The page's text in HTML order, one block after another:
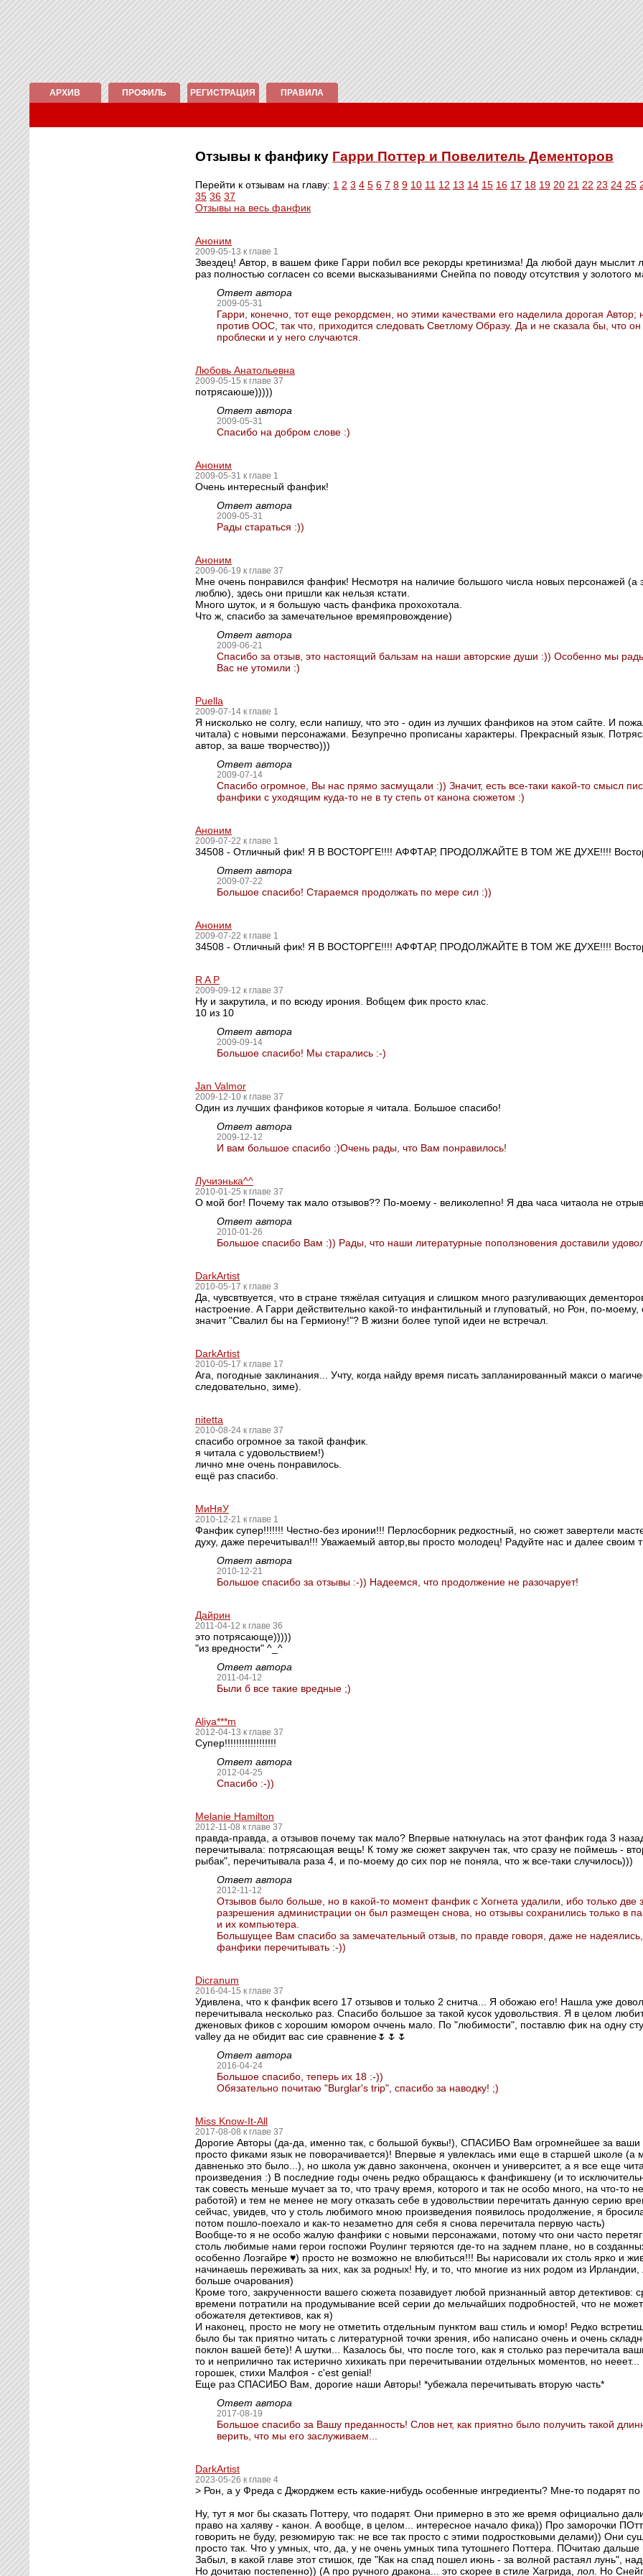
АРХИВ ПРОФИЛЬ РЕГИСТРАЦИЯ ПРАВИЛА
Отзывы к фанфику Гарри Поттер и Повелитель Дементоров
Перейти к отзывам на главу: 1 2 3 4 5 6 7 8 9 10 11 12 13 14 15 16 17 18 19 20 21 22 23 24 25
35 36 37
Отзывы на весь фанфик
Аноним
2009-05-13 к главе 1
Звездец! Автор, в вашем фике Гарри побил все рекорды кретинизма! Да любой даун мыслит
раз полностью согласен со всеми высказываниями Снейпа по поводу отсутствия у золотого
Ответ автора
2009-05-31
Гарри, конечно, тот еще рекордсмен, но этими качествами его наделила дорогая
против ООС, так что, приходится следовать Светлому Образу. Да и не сказала бы, что
проблески и у него случаются.
Любовь Анатольевна
2009-05-15 к главе 37
потрясаюше)))))
Ответ автора
2009-05-31
Спасибо на добром слове :)
Аноним
2009-05-31 к главе 1
Очень интересный фанфик!
Ответ автора
2009-05-31
Рады стараться :))
Аноним
2009-06-19 к главе 37
Мне очень понравился фанфик! Несмотря на наличие большого числа новых персонажей (а
люблю), здесь они пришли как нельзя кстати.
Много шуток, и я большую часть фанфика прохохотала.
Что ж, спасибо за замечательное времяпровождение)
Ответ автора
2009-06-21
Спасибо за отзыв, это настоящий бальзам на наши авторские души :)) Особенно мы
Вас не утомили :)
Puella
2009-07-14 к главе 1
Я нисколько не солгу, если напишу, что это - один из лучших фанфиков на этом сайте. И
читала) с новыми персонажами. Безупречно прописаны характеры. Прекрасный язык.
автор, за ваше творчество)))
Ответ автора
2009-07-14
Спасибо огромное, Вы нас прямо засмущали :)) Значит, есть все-таки какой-то смысл
фанфики с уходящим куда-то не в ту степь от канона сюжетом :)
Аноним
2009-07-22 к главе 1
34508 - Отличный фик! Я В ВОСТОРГЕ!!!! АФФТАР, ПРОДОЛЖАЙТЕ В ТОМ ЖЕ ДУХЕ!!!!
Ответ автора
2009-07-22
Большое спасибо! Стараемся продолжать по мере сил :))
Аноним
2009-07-22 к главе 1
34508 - Отличный фик! Я В ВОСТОРГЕ!!!! АФФТАР, ПРОДОЛЖАЙТЕ В ТОМ ЖЕ ДУХЕ!!!!
R A P
2009-09-12 к главе 37
Ну и закрутила, и по всюду ирония. Вобщем фик просто клас.
10 из 10
Ответ автора
2009-09-14
Большое спасибо! Мы старались :-)
Jan Valmor
2009-12-10 к главе 37
Один из лучших фанфиков которые я читала. Большое спасибо!
Ответ автора
2009-12-12
И вам большое спасибо :)Очень рады, что Вам понравилось!
Лучиэнька^^
2010-01-25 к главе 37
О мой бог! Почему так мало отзывов?? По-моему - великолепно! Я два часа читаола не
Ответ автора
2010-01-26
Большое спасибо Вам :)) Рады, что наши литературные поползновения доставили
DarkArtist
2010-05-17 к главе 3
Да, чувсвтвуется, что в стране тяжёлая ситуация и слишком много разгуливающих
настроение. А Гарри действительно какой-то инфантильный и глуповатый, но Рон, по-
значит "Свалил бы на Гермиону!"? В жизни более тупой идеи не встречал.
DarkArtist
2010-05-17 к главе 17
Ага, погодные заклинания... Учту, когда найду время писать запланированный макси о
следовательно, зиме).
nitetta
2010-08-24 к главе 37
спасибо огромное за такой фанфик.
я читала с удовольствием!)
лично мне очень понравилось.
ещё раз спасибо.
МиНяУ
2010-12-21 к главе 1
Фанфик супер!!!!!!! Честно-без иронии!!! Перлосборник редкостный, но сюжет завертели
духу, даже перечитывал!!! Уважаемый автор,вы просто молодец! Радуйте нас и далее своим
Ответ автора
2010-12-21
Большое спасибо за отзывы :-)) Надеемся, что продолжение не разочарует!
Дайрин
2011-04-12 к главе 36
это потрясающе)))))
"из вредности" ^_^
Ответ автора
2011-04-12
Были б все такие вредные ;)
Aliya***m
2012-04-13 к главе 37
Супер!!!!!!!!!!!!!!!!!!
Ответ автора
2012-04-25
Спасибо :-))
Melanie Hamilton
2012-11-08 к главе 37
правда-правда, а отзывов почему так мало? Впервые наткнулась на этот фанфик года 3
перечитывала: потрясающая вещь! К тому же сюжет закручен так, что сразу не поймешь -
рыбак", перечитывала раза 4, и по-моему до сих пор не поняла, что ж все-таки случилось)))
Ответ автора
2012-11-12
Отзывов было больше, но в какой-то момент фанфик с Хогнета удалили, ибо только две
разрешения администрации он был размещен снова, но отзывы сохранились только в
и их компьютера.
Большущее Вам спасибо за замечательный отзыв, по правде говоря, даже не надеялись,
фанфики перечитывать :-))
Dicranum
2016-04-15 к главе 37
Удивлена, что к фанфик всего 17 отзывов и только 2 снитча... Я обожаю его! Нашла уже
перечитывала несколько раз. Спасибо большое за такой кусок удовольствия. Я в целом
дженовых фиков с хорошим юмором оччень мало. По "любимости", поставлю фик на одну
valley да не обидит вас сие сравнение🌷🌷🌷
Ответ автора
2016-04-24
Большое спасибо, теперь их 18 :-))
Обязательно почитаю "Burglar's trip", спасибо за наводку! ;)
Miss Know-It-All
2017-08-08 к главе 37
Дорогие Авторы (да-да, именно так, с большой буквы!), СПАСИБО Вам огромнейшее за ваши
просто фиками язык не поворачивается)! Впервые я увлеклась ими еще в старшей школе (а
давненько это было...), но школа уж давно закончена, окончен и университет, а я все еще
произведения :) В последние годы очень редко обращаюсь к фанфикшену (и то
так совесть меньше мучает за то, что трачу время, которого и так не особо много, на что-то
работой) и тем не менее не могу отказать себе в удовольствии перечитать данную серию
сейчас, увидев, что у столь любимого мною произведения появилось продолжение, я
потом пошло-поехало и как-то незаметно для себя я снова перечитала первую часть)
Вообще-то я не особо жалую фанфики с новыми персонажами, потому что они часто
столь любимые нами герои госпожи Роулинг теряются где-то на заднем плане, но в
особенно Лоэгайре ♥) просто не возможно не влюбиться!!! Вы нарисовали их столь ярко и
начинаешь переживать за них, как за родных! Ну, и то, что многие из них родом из
больше очарования)
Кроме того, закрученности вашего сюжета позавидует любой признанный автор детективов:
времени потратили на продумывание всей серии до мельчайших подробностей, что не может
обожателя детективов, как я)
И наконец, просто не могу не отметить отдельным пунктом ваш стиль и юмор! Редко
было бы так приятно читать с литературной точки зрения, ибо написано очень и очень
поклон вашей бете)! А шутки... Казалось бы, что после того, как я столько раз перечитала
то и неприлично так истерично хихикать при перечитывании отдельных моментов, но
горошек, стихи Малфоя - с'est genial!
Еще раз СПАСИБО Вам, дорогие наши Авторы! *убежала перечитывать вторую часть*
Ответ автора
2017-08-19
Большое спасибо за Вашу преданность! Слов нет, как приятно было получить такой
верить, что мы его заслуживаем...
DarkArtist
2023-05-26 к главе 4
> Рон, а у Фреда с Джорджем есть какие-нибудь особенные ингредиенты? Мне-то подарят по
Ну, тут я мог бы сказать Поттеру, что подарят. Они примерно в это же время официально
право на халяву - канон. А вообще, в целом... интересное начало фика)) Про заморочки
говорить не буду, резюмирую так: не все так просто с этими подростковыми делами)) Они
просто так. Что у умных, что, да, у не очень умных типа тутошнего Поттера. ПОчитаю дальше
Забыл, в какой главе этот стишок, где "Как на спад пошел июнь - за волной растаял лунь",
Но дочитаю постепенно)) (А про ручного дракона... это скорее в стиле Хагрида, лол. Но